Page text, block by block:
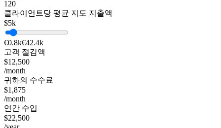
Use Ctrl + scroll to zoom the map
Use two fingers to move the map